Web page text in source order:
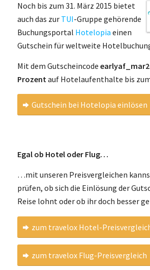
Noch bis zum 31. März 2015 bietet
auch das zur TUI-Gruppe gehörende
Buchungsportal Hotelopia einen
Gutschein für weltweite
Mit dem Gutscheincode
Prozent auf Hotelaufenthalte bis zum
Gutschein bei Hotelopia einlösen
Egal ob Hotel oder Flug…
…mit unseren Preisvergleichen
prüfen, ob sich die Einlösung der
Reise lohnt oder ob ihr doch besser
zum travelox Hotel-
zum travelox Flug-Preisvergleich